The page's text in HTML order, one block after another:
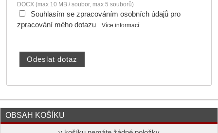
DOCX (max 10 MB / soubor, max 5 souborů)
Souhlasím se zpracováním osobních údajů pro
zpracování mého dotazu
Více informací
OBSAH KOŠÍKU